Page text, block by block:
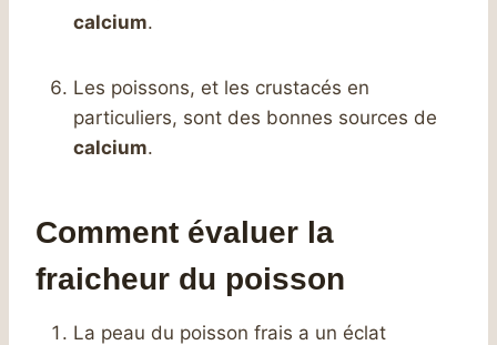
calcium.
Les poissons, et les crustacés en
particuliers, sont des bonnes sources de
calcium.
Comment évaluer la
fraicheur du poisson
La peau du poisson frais a un éclat